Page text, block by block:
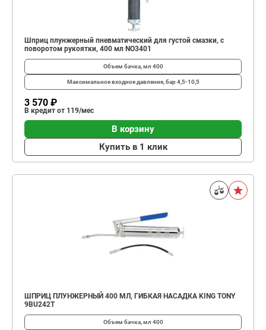
Шприц плунжерный пневматический для густой смазки, с
поворотом рукоятки, 400 мл NO3401
Объем бачка, мл 400
Максимальное входное давление, бар4,5-10,5
3 570 ₽
В кредит от 119/мес
В корзину
Купить в 1 клик
ШПРИЦ ПЛУНЖЕРНЫЙ 400 МЛ, ГИБКАЯ НАСАДКА KING TONY
9BU242T
Объем бачка, мл 400